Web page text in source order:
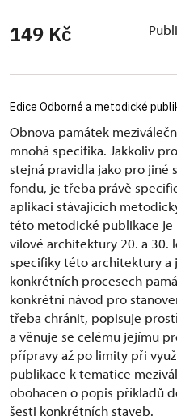
149 Kč
Edice Odborné a metodické
Obnova památek
mnohá specifika. Jakkoliv
stejná pravidla jako pro jiné
fondu, je třeba právě
aplikaci stávajících
této metodické publikace
vilové architektury 20. a 30.
specifiky této architektury a
konkrétních procesech
konkrétní návod pro
třeba chránit, popisuje
a věnuje se celému jejímu
přípravy až po limity při
publikace k tematice
obohacen o popis příkladů
šesti konkrétních staveb.